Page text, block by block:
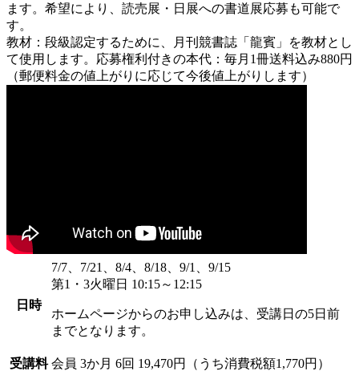
ます。希望により、読売展・日展への書道展応募も可能で
す。
教材：段級認定するために、月刊競書誌「龍賓」を教材とし
て使用します。応募権利付きの本代：毎月1冊送料込み880円
（郵便料金の値上がりに応じて今後値上がりします）
日時
7/7、7/21、8/4、8/18、9/1、9/15
第1・3火曜日 10:15～12:15
ホームページからのお申し込みは、受講日の5日前
までとなります。
受講料 会員 3か月 6回 19,470円（うち消費税額1,770円）